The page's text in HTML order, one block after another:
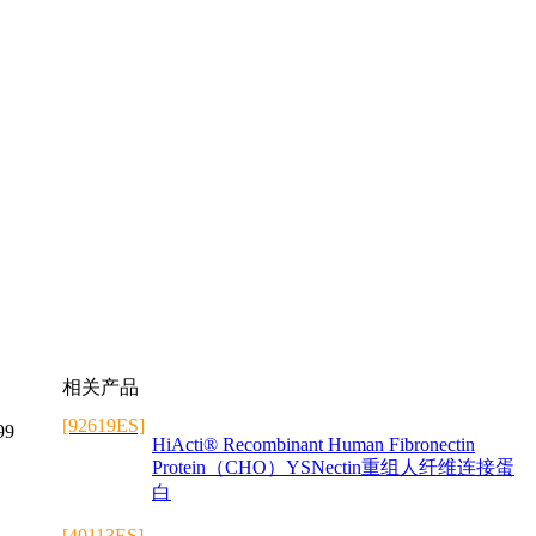
相关产品
[92619ES]
HiActi® Recombinant Human Fibronectin
Protein（CHO）YSNectin重组人纤维连接蛋
白